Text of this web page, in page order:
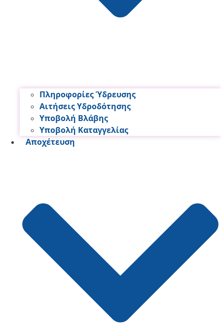
Πληροφορίες Ύδρευσης
Αιτήσεις Υδροδότησης
Υποβολή Βλάβης
Υποβολή Καταγγελίας
Αποχέτευση